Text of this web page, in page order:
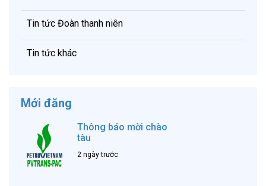
Tin tức Đoàn thanh niên
Tin tức khác
Mới đăng
Thông báo mời chào
tàu
2 ngày trước